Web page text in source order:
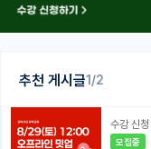
추천 게시글1/2
수강 신청
모집중